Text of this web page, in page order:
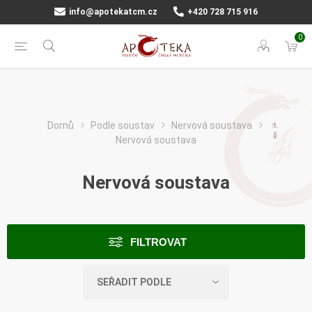
info@apotekatcm.cz +420 728 715 916
0
Domů Podle soustav
Nervová soustava
Nervová soustava
Nervová soustava
FILTROVAT